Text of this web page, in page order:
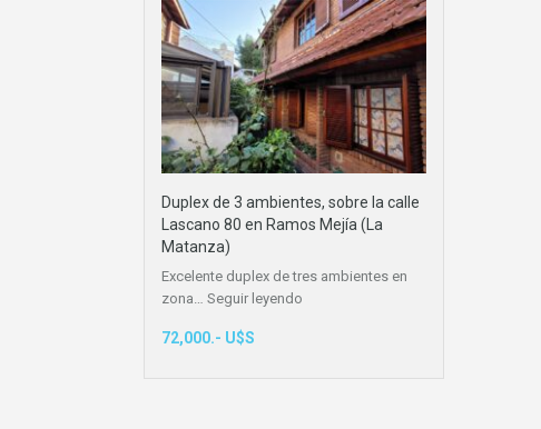
Duplex de 3 ambientes, sobre la calle
Lascano 80 en Ramos Mejía (La
Matanza)
Excelente duplex de tres ambientes en
zona… Seguir leyendo
72,000.- U$S